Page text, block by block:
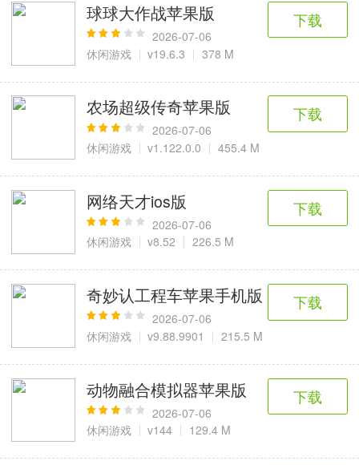
球球大作战苹果版
2026-07-06
休闲游戏
v19.6.3 378 M
下载
农场超级传奇苹果版
2026-07-06
休闲游戏
v1.122.0.0 455.4 M
下载
网络天才ios版
2026-07-06
休闲游戏
v8.52 226.5 M
下载
奇妙认工程车苹果手机版
2026-07-06
休闲游戏
v9.88.9901 215.5 M
下载
动物融合模拟器苹果版
2026-07-06
休闲游戏
v144 129.4 M
下载